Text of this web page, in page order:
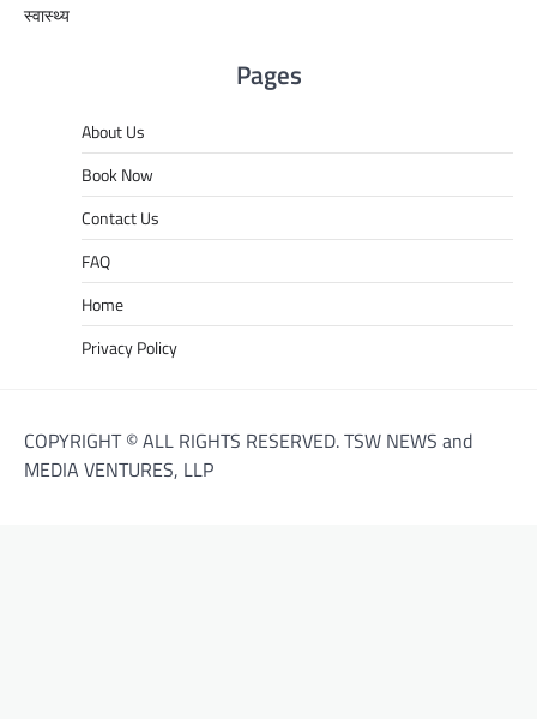
स्वास्थ्य
Pages
About Us
Book Now
Contact Us
FAQ
Home
Privacy Policy
COPYRIGHT © ALL RIGHTS RESERVED. TSW NEWS and
MEDIA VENTURES, LLP